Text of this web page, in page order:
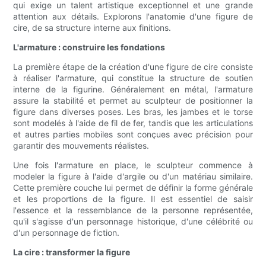
qui exige un talent artistique exceptionnel et une grande
attention aux détails. Explorons l'anatomie d'une figure de
cire, de sa structure interne aux finitions.
L'armature : construire les fondations
La première étape de la création d'une figure de cire consiste
à réaliser l'armature, qui constitue la structure de soutien
interne de la figurine. Généralement en métal, l'armature
assure la stabilité et permet au sculpteur de positionner la
figure dans diverses poses. Les bras, les jambes et le torse
sont modelés à l'aide de fil de fer, tandis que les articulations
et autres parties mobiles sont conçues avec précision pour
garantir des mouvements réalistes.
Une fois l'armature en place, le sculpteur commence à
modeler la figure à l'aide d'argile ou d'un matériau similaire.
Cette première couche lui permet de définir la forme générale
et les proportions de la figure. Il est essentiel de saisir
l'essence et la ressemblance de la personne représentée,
qu'il s'agisse d'un personnage historique, d'une célébrité ou
d'un personnage de fiction.
La cire : transformer la figure